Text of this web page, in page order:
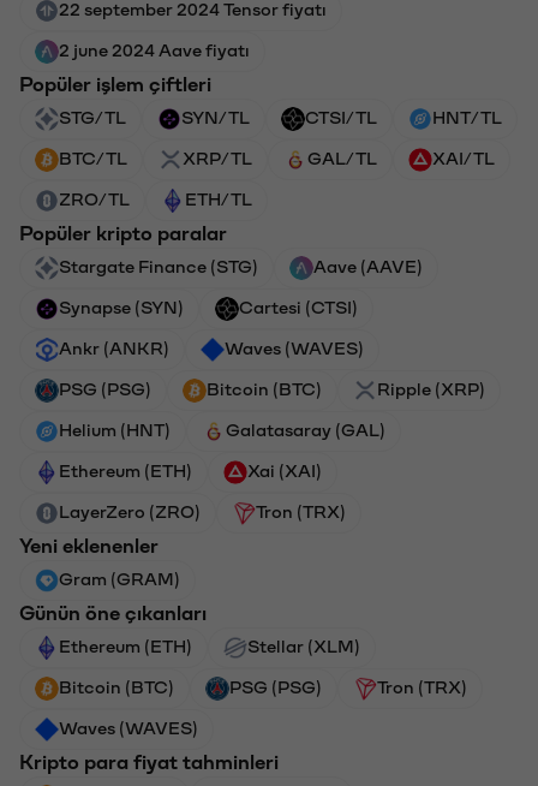
22 september 2024 Tensor fiyatı
2 june 2024 Aave fiyatı
Popüler işlem çiftleri
STG/TL SYN/TL CTSI/TL HNT/TL
BTC/TL XRP/TL GAL/TL XAI/TL
ZRO/TL ETH/TL
Popüler kripto paralar
Stargate Finance (STG) Aave (AAVE)
Synapse (SYN) Cartesi (CTSI)
Ankr (ANKR) Waves (WAVES)
PSG (PSG) Bitcoin (BTC) Ripple (XRP)
Helium (HNT) Galatasaray (GAL)
Ethereum (ETH) Xai (XAI)
LayerZero (ZRO) Tron (TRX)
Yeni eklenenler
Gram (GRAM)
Günün öne çıkanları
Ethereum (ETH) Stellar (XLM)
Bitcoin (BTC) PSG (PSG) Tron (TRX)
Waves (WAVES)
Kripto para fiyat tahminleri